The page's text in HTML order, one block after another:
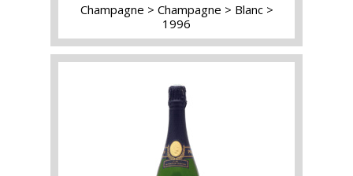
Champagne Champagne
Blanc
1996